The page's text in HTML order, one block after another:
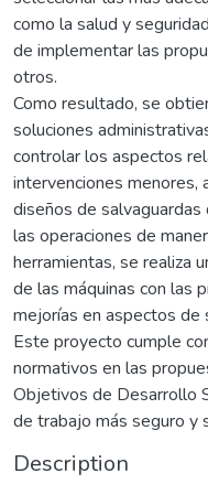
como la salud y
de implementar las
otros.
Como resultado, se
soluciones
controlar los aspectos
intervenciones menores,
diseños de
las operaciones de
herramientas, se realiza
de las máquinas con las
mejorías en aspectos de
Este proyecto cumple
normativos en las
Objetivos de Desarrollo
de trabajo más seguro y
Description